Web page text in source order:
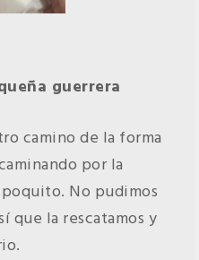
guerrera
camino de la forma
por la
No pudimos
que la rescatamos y